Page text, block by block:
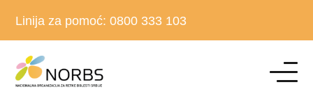
Linija za pomoć: 0800 333 103